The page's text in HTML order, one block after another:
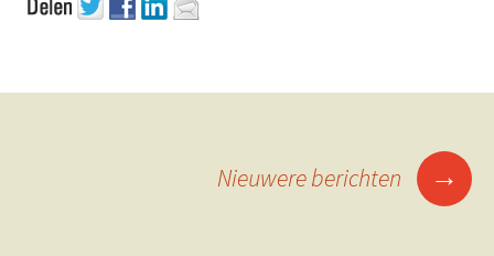
Berichtennavigatie
Nieuwere berichten →